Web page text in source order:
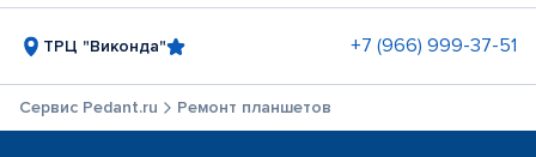
ТРЦ "Виконда" +7 (966) 999-37-51
Сервис Pedant.ru Ремонт планшетов